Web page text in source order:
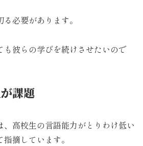
必要があります。
も彼らの学びを続けさせたいので
課題
、高校生の言語能力がとりわけ低い
摘しています。